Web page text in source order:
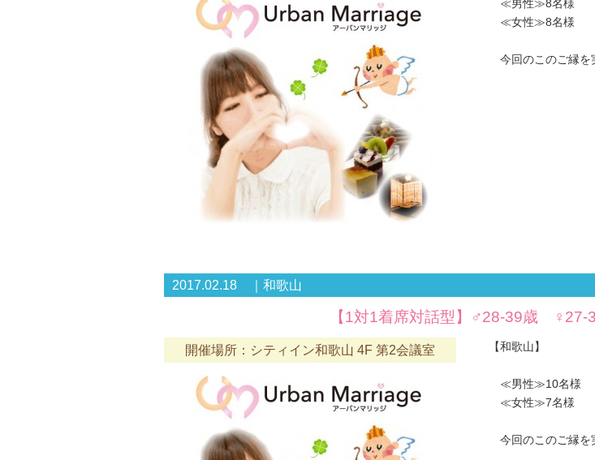
≪男性≫8名様
≪女性≫8名様
今回のこのご縁を
2017.02.18 ｜和歌山
【1対1着席対話型】♂28-39歳
開催場所：シティイン和歌山 4F 第2会議室 【和歌山】
≪男性≫10名様
≪女性≫7名様
今回のこのご縁を